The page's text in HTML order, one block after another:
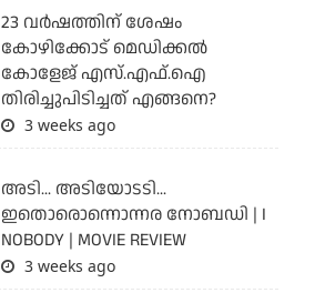
23 വർഷത്തിന് ശേഷം
കോഴിക്കോട് മെഡിക്കൽ
കോളേജ് എസ്.എഫ്.ഐ
തിരിച്ചുപിടിച്ചത് എങ്ങനെ?
3 weeks ago
അടി... അടിയോടടി...
ഇതൊരൊന്നൊന്നര നോബഡി | I
NOBODY | MOVIE REVIEW
3 weeks ago